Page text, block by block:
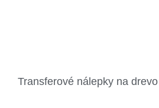
Transferové nálepky na